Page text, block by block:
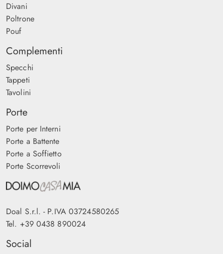
Divani
Poltrone
Pouf
Complementi
Specchi
Tappeti
Tavolini
Porte
Porte per Interni
Porte a Battente
Porte a Soffietto
Porte Scorrevoli
Doal S.r.l. - P.IVA 03724580265
Tel. +39 0438 890024
Social